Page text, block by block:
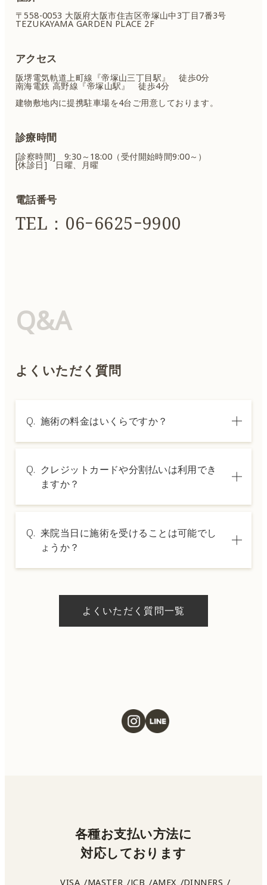
〒558-0053 大阪府大阪市住吉区帝塚山中3丁目7番3号
TEZUKAYAMA GARDEN PLACE 2F
アクセス
阪堺電気軌道上町線『帝塚山三丁目駅』 徒歩0分
南海電鉄 高野線『帝塚山駅』 徒歩4分
建物敷地内に提携駐車場を4台ご用意しております。
診療時間
[診察時間] 9:30～18:00（受付開始時間9:00～）
[休診日] 日曜、月曜
電話番号
TEL：06ｰ6625ｰ9900
Q&A
よくいただく質問
Q. 施術の料金はいくらですか？
は料金表ページをご確認いただくか、カウン
セリングでご案内いたします。
Q. クレジットカードや分割払いは利用でき
ますか？
した分割払いも可能です。詳細は受付スタッ
フにお問い合わせください。
Q. 来院当日に施術を受けることは可能でし
ょうか？
ただける施術もございます。当日の施術をご
希望の場合は、ご予約の際にお気軽にご相談
よくいただく質問一覧
各種お支払い方法に
対応しております
VISA MASTER JCB AMEX DINNERS